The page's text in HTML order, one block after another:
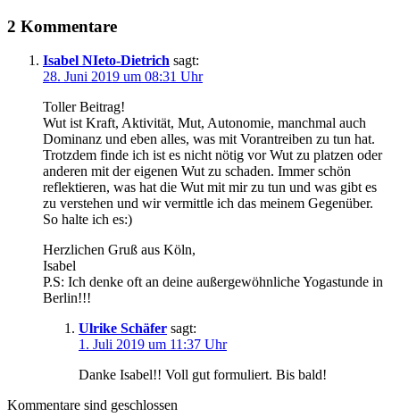
2 Kommentare
Isabel NIeto-Dietrich sagt:
28. Juni 2019 um 08:31 Uhr
Toller Beitrag!
Wut ist Kraft, Aktivität, Mut, Autonomie, manchmal auch
Dominanz und eben alles, was mit Vorantreiben zu tun hat.
Trotzdem finde ich ist es nicht nötig vor Wut zu platzen oder
anderen mit der eigenen Wut zu schaden. Immer schön
reflektieren, was hat die Wut mit mir zu tun und was gibt es
zu verstehen und wir vermittle ich das meinem Gegenüber.
So halte ich es:)
Herzlichen Gruß aus Köln,
Isabel
P.S: Ich denke oft an deine außergewöhnliche Yogastunde in
Berlin!!!
Ulrike Schäfer sagt:
1. Juli 2019 um 11:37 Uhr
Danke Isabel!! Voll gut formuliert. Bis bald!
Kommentare sind geschlossen